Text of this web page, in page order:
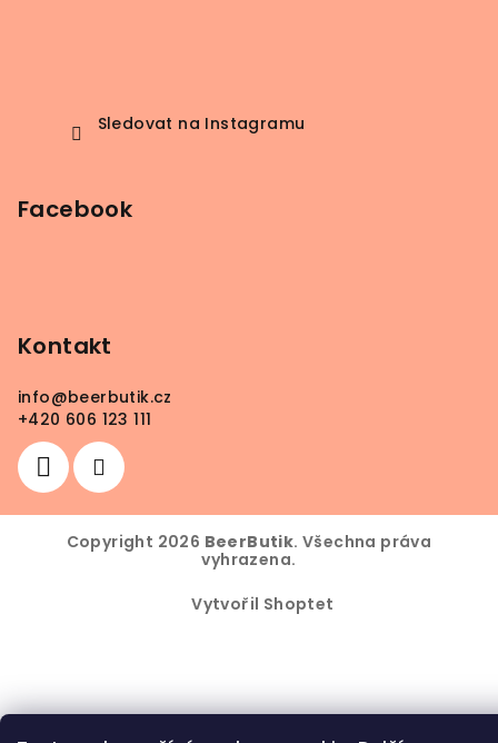
Sledovat na Instagramu
Facebook
Kontakt
info@beerbutik.cz
+420 606 123 111
Copyright 2026 BeerButik. Všechna práva
vyhrazena.
Vytvořil Shoptet